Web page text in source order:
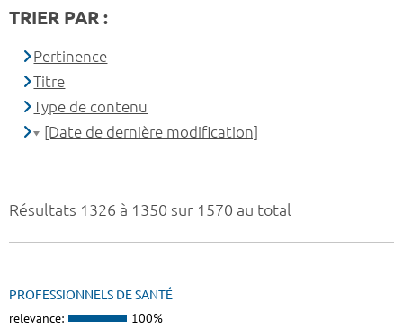
Résultats 1326 à 1350 sur 1570 au total
PROFESSIONNELS DE SANTÉ
relevance: 100%
TRIER PAR :
Pertinence
Titre
Type de contenu
[Date de dernière modification]